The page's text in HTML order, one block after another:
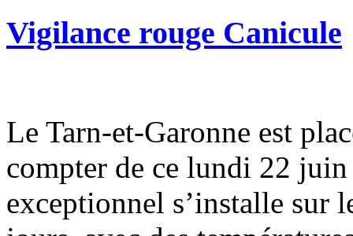
Vigilance rouge Canicule
Le Tarn-et-Garonne est
compter de ce lundi 22
exceptionnel s’installe sur